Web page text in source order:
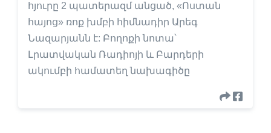
հյուրը 2 պատերազմ անցած, «Ոստան
հայոց» ռոք խմբի հիմնադիր Արեգ
Նազարյանն է: Բողոքի նոտա՝
Լրատվական Ռադիոյի և Բարդերի
ակումբի համատեղ նախագիծը